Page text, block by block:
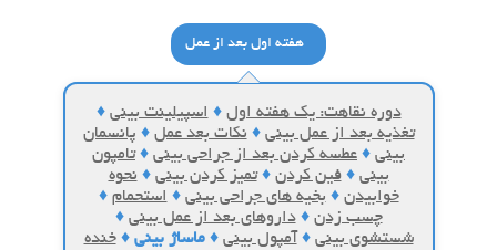
هفته اول بعد از عمل
دوره نقاهت: یک هفته اول ♦ اسپیلینت بینی ♦
تغذیه بعد از عمل بینی ♦ نکات بعد عمل ♦ پانسمان
بینی ♦ عطسه کردن بعد از جراحی بینی ♦ تامپون
بینی ♦ فین کردن ♦ تمیز کردن بینی ♦ نحوه
خوابیدن ♦ بخیه های جراحی بینی ♦ استحمام ♦
چسب زدن ♦ داروهای بعد از عمل بینی ♦
شستشوی بینی ♦ آمپول بینی ♦ ماساژ بینی ♦ خنده